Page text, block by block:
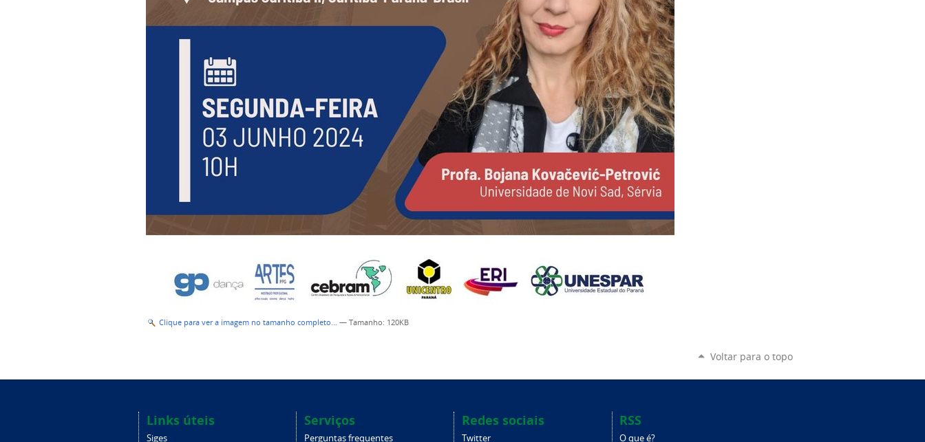
Clique para ver a imagem no tamanho completo… — Tamanho: 120KB
Voltar para o topo
Links úteis
Siges
Serviços
Perguntas frequentes
Redes sociais
Twitter
RSS
O que é?